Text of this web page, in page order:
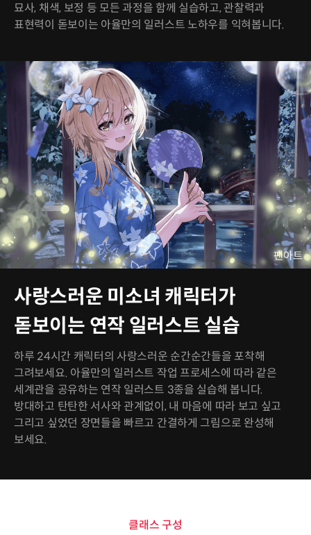
묘사, 채색, 보정 등 모든 과정을 함께 실습하고, 관찰력과
표현력이 돋보이는 아율만의 일러스트 노하우를 익혀봅니다.
사랑스러운 미소녀 캐릭터가
돋보이는 연작 일러스트 실습
하루 24시간 캐릭터의 사랑스러운 순간순간들을 포착해
그려보세요. 아율만의 일러스트 작업 프로세스에 따라 같은
세계관을 공유하는 연작 일러스트 3종을 실습해 봅니다.
방대하고 탄탄한 서사와 관계없이, 내 마음에 따라 보고 싶고
그리고 싶었던 장면들을 빠르고 간결하게 그림으로 완성해
보세요.
클래스 구성